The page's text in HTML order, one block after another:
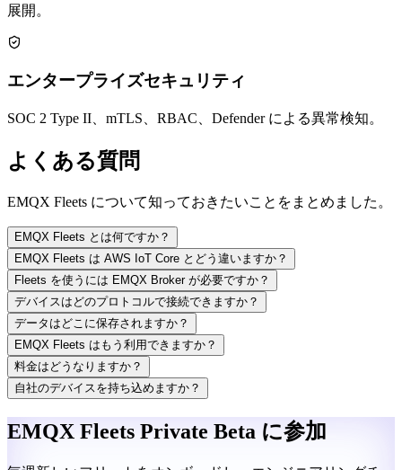
展開。
エンタープライズセキュリティ
SOC 2 Type II、mTLS、RBAC、Defender による異常検知。
よくある質問
EMQX Fleets について知っておきたいことをまとめました。
EMQX Fleets とは何ですか？
EMQX Fleets は AWS IoT Core とどう違いますか？
Fleets を使うには EMQX Broker が必要ですか？
デバイスはどのプロトコルで接続できますか？
データはどこに保存されますか？
EMQX Fleets はもう利用できますか？
料金はどうなりますか？
自社のデバイスを持ち込めますか？
EMQX Fleets Private Beta に参加